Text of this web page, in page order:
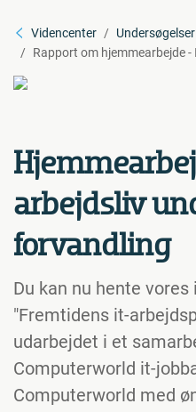
Videncenter
Undersøgelser
Rapport om hjemmearbejde -
arbejdsliv
forvandling
Du kan nu hente
"Fremtidens it-
udarbejdet i et
Computerworld it-
Computerworld med